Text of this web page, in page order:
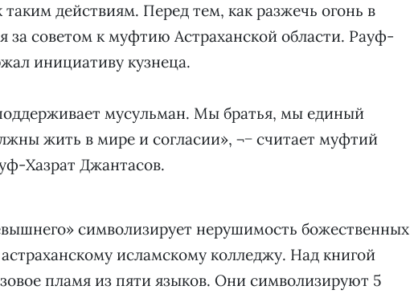
действиям. Перед тем, как разжечь огонь в
за советом к муфтию Астраханской области. Рауф-
инициативу кузнеца.
мусульман. Мы братья, мы единый
жить в мире и согласии», ¬− считает муфтий
Хазрат Джантасов.
символизирует нерушимость божественных
исламскому колледжу. Над книгой
пламя из пяти языков. Они символизируют 5